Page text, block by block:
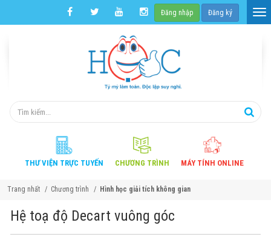
Đăng nhập Đăng ký
THƯ VIỆN TRỰC TUYẾN CHƯƠNG TRÌNH MÁY TÍNH ONLINE
Trang nhất Chương trình Hình học giải tích không gian
Hệ toạ độ Decart vuông góc